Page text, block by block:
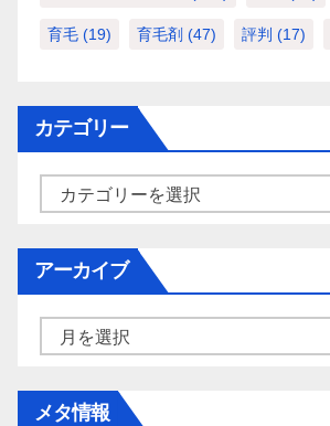
育毛 (19) 育毛剤 (47) 評判 (17)
カテゴリー
ー
アーカイブ
メタ情報